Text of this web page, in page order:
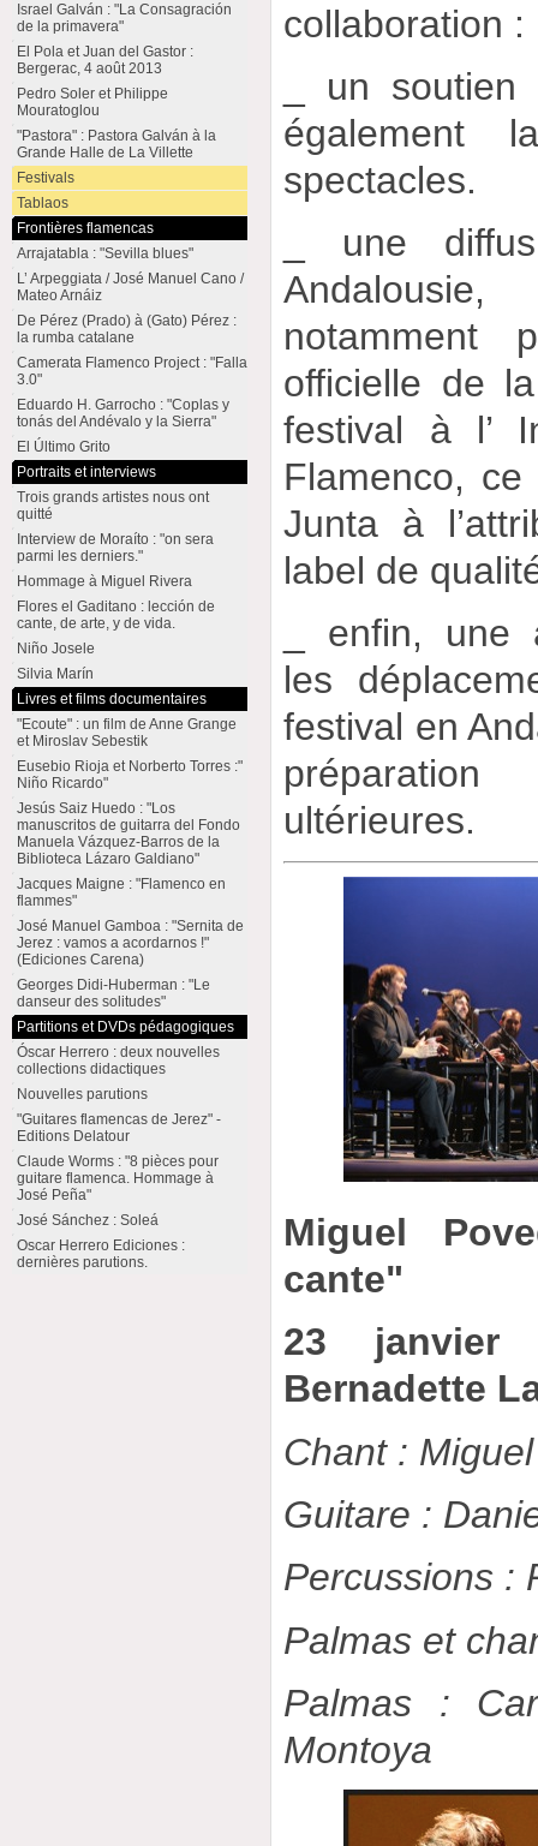
collaboration :
_ un
également
spectacles.
_ une
notamment
officielle de
festival à l’
Flamenco,
Junta à
label de
_ enfin, une
les
festival en
ultérieures.
Miguel
cante"
23 janvier
Bernadette
Chant :
Guitare :
Percussions :
Palmas et
Palmas :
Montoya
Israel Galván : "La Consagración
de la primavera"
El Pola et Juan del Gastor :
Bergerac, 4 août 2013
Pedro Soler et Philippe
Mouratoglou
"Pastora" : Pastora Galván à la
Grande Halle de La Villette
Festivals
Tablaos
Frontières flamencas
Arrajatabla : "Sevilla blues"
L’ Arpeggiata / José Manuel Cano /
Mateo Arnáiz
De Pérez (Prado) à (Gato) Pérez :
la rumba catalane
Camerata Flamenco Project : "Falla
3.0"
Eduardo H. Garrocho : "Coplas y
tonás del Andévalo y la Sierra"
El Último Grito
Portraits et interviews
Trois grands artistes nous ont
quitté
Interview de Moraíto : "on sera
parmi les derniers."
Hommage à Miguel Rivera
Flores el Gaditano : lección de
cante, de arte, y de vida.
Niño Josele
Silvia Marín
Livres et films documentaires
"Ecoute" : un film de Anne Grange
et Miroslav Sebestik
Eusebio Rioja et Norberto Torres :"
Niño Ricardo"
Jesús Saiz Huedo : "Los
manuscritos de guitarra del Fondo
Manuela Vázquez-Barros de la
Biblioteca Lázaro Galdiano"
Jacques Maigne : "Flamenco en
flammes"
José Manuel Gamboa : "Sernita de
Jerez : vamos a acordarnos !"
(Ediciones Carena)
Georges Didi-Huberman : "Le
danseur des solitudes"
Partitions et DVDs pédagogiques
Óscar Herrero : deux nouvelles
collections didactiques
Nouvelles parutions
"Guitares flamencas de Jerez" -
Editions Delatour
Claude Worms : "8 pièces pour
guitare flamenca. Hommage à
José Peña"
José Sánchez : Soleá
Oscar Herrero Ediciones :
dernières parutions.